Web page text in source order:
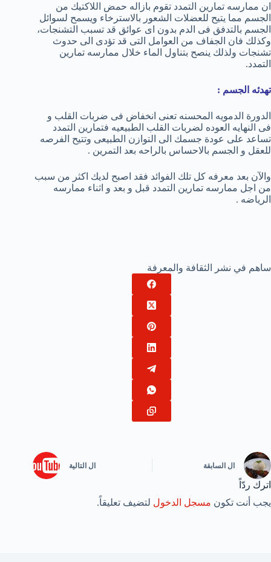
ان ممارسه تمارين التمدد تقوم بازاله حمض اللاكتيك من
الجسم مما يتيح للعضلات الشعور بالاسترخاء ويسمح لسوائل
الجسم بالتدفق فى الدم بدون اى عوائق قد تسبب التشنجات،
وكذلك فان الجفاف من العوامل التى قد تؤدى الى حدوث
تشنجات ولذلك ينصح بتناول الماء خلال ممارسه تمارين
التمدد.
تهدئه الجسم :
الدورة الدمويه المحسنه تعنى انخفاض فى ضربات القلب و
فى النهايه العوده لضربات القلب الطبيعيه فتمارين التمدد
تساعد على عودة جسمك الى التوازن الطبيعى وتتيح الفرصه
للعقل و الجسم بالاحساس بالراحه بعد التمرين .
والآن بعد معرفه كل تلك الفوائد فقد اصبح لديك اكثر من سبب
من اجل ممارسه تمارين التمدد قبل و بعد و اثناء ممارسه
الرياضه .
ساهم في نشر الثقافة والمعرفة
ال السابقة ال التالية
اترك ردّاً
يجب أنت تكون مسجل الدخول لتضيف تعليقاً.